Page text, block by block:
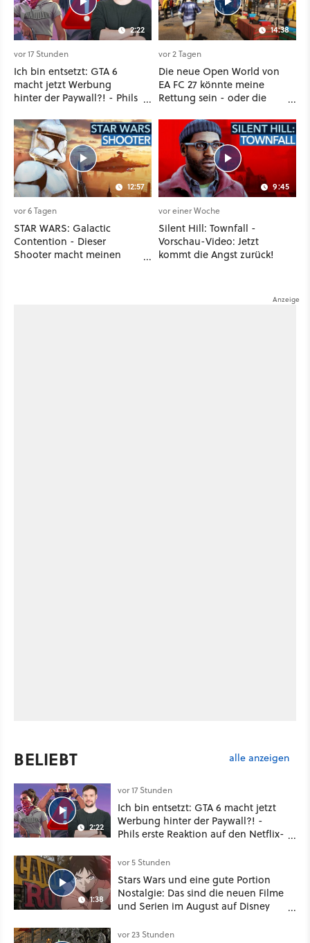
2:22
vor 17 Stunden
Ich bin entsetzt: GTA 6
macht jetzt Werbung
hinter der Paywall?! - Phils
Netflix-Deal
14:38
vor 2 Tagen
Die neue Open World von
EA FC 27 könnte meine
Rettung sein - oder die
12:57
vor 6 Tagen
STAR WARS: Galactic
Contention - Dieser
Shooter macht meinen
9:45
vor einer Woche
Silent Hill: Townfall -
Vorschau-Video: Jetzt
kommt die Angst zurück!
BELIEBT alle anzeigen
2:22
vor 17 Stunden
Ich bin entsetzt: GTA 6 macht jetzt
Werbung hinter der Paywall?! -
Phils erste Reaktion auf den Netflix-
1:38
vor 5 Stunden
Stars Wars und eine gute Portion
Nostalgie: Das sind die neuen Filme
und Serien im August auf Disney
vor 23 Stunden